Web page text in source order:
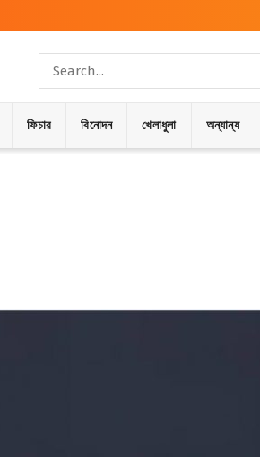
ফিচার বিনোদন খেলাধুলা অন্যান্য